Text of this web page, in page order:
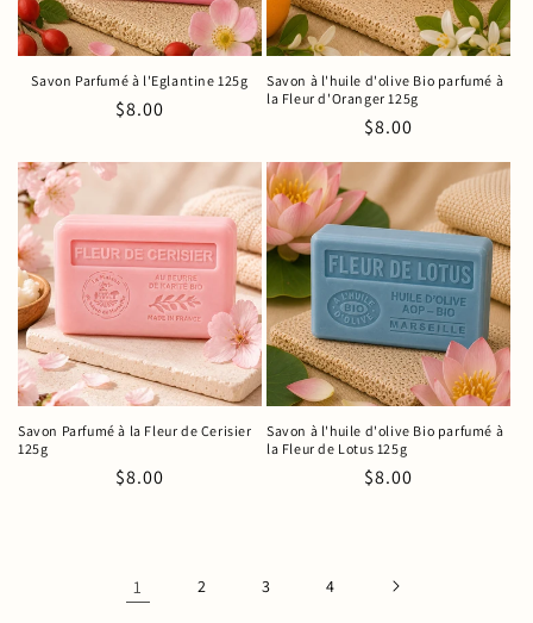
Savon Parfumé à l'Eglantine 125g
Prix
$8.00
Savon à l'huile d'olive Bio parfumé à
la Fleur d'Oranger 125g
Prix
$8.00
Savon Parfumé à la Fleur de Cerisier
125g
Prix
$8.00
Savon à l'huile d'olive Bio parfumé à
la Fleur de Lotus 125g
Prix
$8.00
1 2 3 4